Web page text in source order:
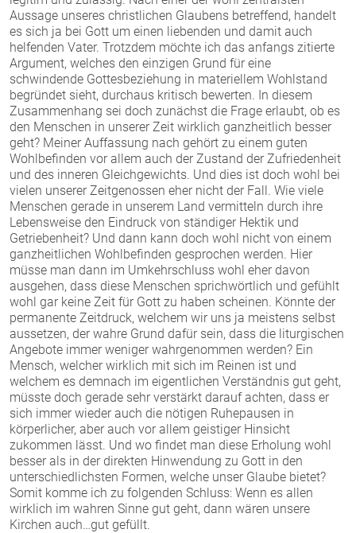
Aussage unseres christlichen Glaubens betreffend, handelt
es sich ja bei Gott um einen liebenden und damit auch
helfenden Vater. Trotzdem möchte ich das anfangs zitierte
Argument, welches den einzigen Grund für eine
schwindende Gottesbeziehung in materiellem Wohlstand
begründet sieht, durchaus kritisch bewerten. In diesem
Zusammenhang sei doch zunächst die Frage erlaubt, ob es
den Menschen in unserer Zeit wirklich ganzheitlich besser
geht? Meiner Auffassung nach gehört zu einem guten
Wohlbefinden vor allem auch der Zustand der Zufriedenheit
und des inneren Gleichgewichts. Und dies ist doch wohl bei
vielen unserer Zeitgenossen eher nicht der Fall. Wie viele
Menschen gerade in unserem Land vermitteln durch ihre
Lebensweise den Eindruck von ständiger Hektik und
Getriebenheit? Und dann kann doch wohl nicht von einem
ganzheitlichen Wohlbefinden gesprochen werden. Hier
müsse man dann im Umkehrschluss wohl eher davon
ausgehen, dass diese Menschen sprichwörtlich und gefühlt
wohl gar keine Zeit für Gott zu haben scheinen. Könnte der
permanente Zeitdruck, welchem wir uns ja meistens selbst
aussetzen, der wahre Grund dafür sein, dass die liturgischen
Angebote immer weniger wahrgenommen werden? Ein
Mensch, welcher wirklich mit sich im Reinen ist und
welchem es demnach im eigentlichen Verständnis gut geht,
müsste doch gerade sehr verstärkt darauf achten, dass er
sich immer wieder auch die nötigen Ruhepausen in
körperlicher, aber auch vor allem geistiger Hinsicht
zukommen lässt. Und wo findet man diese Erholung wohl
besser als in der direkten Hinwendung zu Gott in den
unterschiedlichsten Formen, welche unser Glaube bietet?
Somit komme ich zu folgenden Schluss: Wenn es allen
wirklich im wahren Sinne gut geht, dann wären unsere
Kirchen auch…gut gefüllt.